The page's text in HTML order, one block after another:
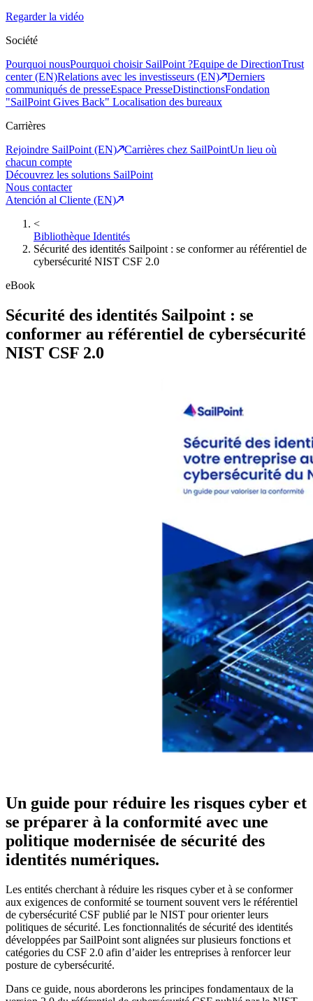
Regarder la vidéo
Société
Pourquoi nousPourquoi choisir SailPoint ?Equipe de DirectionTrust
center (EN)Relations avec les investisseurs (EN)
Derniers
communiqués de presseEspace PresseDistinctionsFondation
"SailPoint Gives Back" Localisation des bureaux
Carrières
Rejoindre SailPoint (EN)
Carrières chez SailPointUn lieu où
chacun compte
Découvrez les solutions SailPoint
Nous contacter
Atención al Cliente (EN)
<
Bibliothèque Identités
Sécurité des identités Sailpoint : se conformer au référentiel de
cybersécurité NIST CSF 2.0
eBook
Sécurité des identités Sailpoint : se
conformer au référentiel de cybersécurité
NIST CSF 2.0
Un guide pour réduire les risques cyber et
se préparer à la conformité avec une
politique modernisée de sécurité des
identités numériques.
Les entités cherchant à réduire les risques cyber et à se conformer
aux exigences de conformité se tournent souvent vers le référentiel
de cybersécurité CSF publié par le NIST pour orienter leurs
politiques de sécurité. Les fonctionnalités de sécurité des identités
développées par SailPoint sont alignées sur plusieurs fonctions et
catégories du CSF 2.0 afin d’aider les entreprises à renforcer leur
posture de cybersécurité.
Dans ce guide, nous aborderons les principes fondamentaux de la